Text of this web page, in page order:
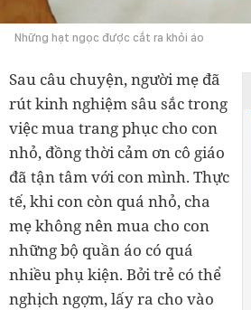
Những hạt ngọc được cắt ra khỏi áo
Sau câu chuyện, người mẹ đã
rút kinh nghiệm sâu sắc trong
việc mua trang phục cho con
nhỏ, đồng thời cảm ơn cô giáo
đã tận tâm với con mình. Thực
tế, khi con còn quá nhỏ, cha
mẹ không nên mua cho con
những bộ quần áo có quá
nhiều phụ kiện. Bởi trẻ có thể
nghịch ngợm, lấy ra cho vào